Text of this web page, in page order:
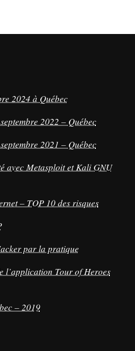
2024 à Québec
2022 – Québec
2021 – Québec
avec Metasploit et Kali GNU
– TOP 10 des risques
par la pratique
l’application Tour of Heroes
– 2019